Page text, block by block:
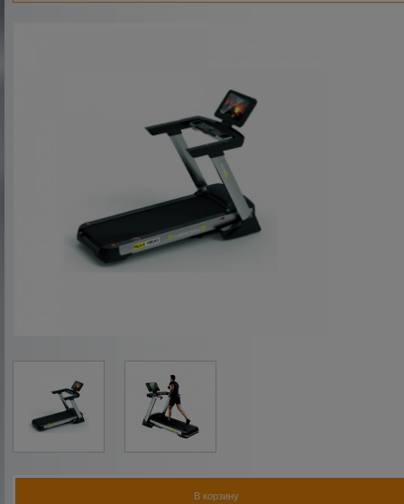
В корзину